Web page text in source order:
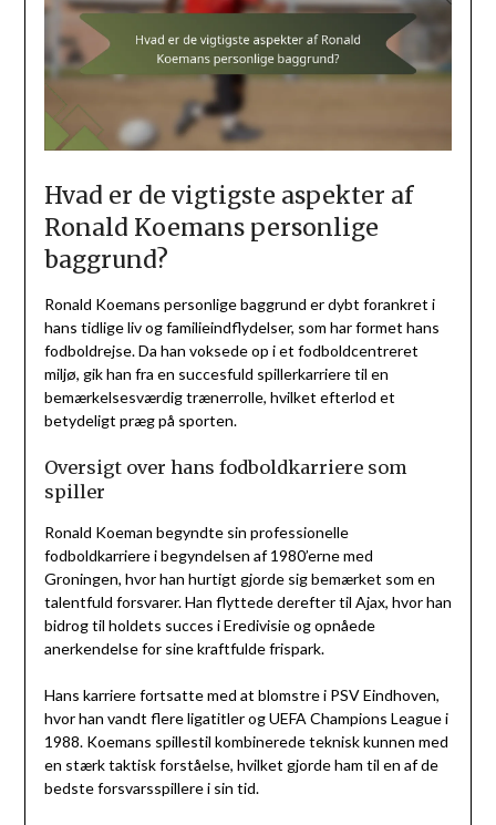
Hvad er de vigtigste aspekter af
Ronald Koemans personlige
baggrund?
Ronald Koemans personlige baggrund er dybt forankret i
hans tidlige liv og familieindflydelser, som har formet hans
fodboldrejse. Da han voksede op i et fodboldcentreret
miljø, gik han fra en succesfuld spillerkarriere til en
bemærkelsesværdig trænerrolle, hvilket efterlod et
betydeligt præg på sporten.
Oversigt over hans fodboldkarriere som
spiller
Ronald Koeman begyndte sin professionelle
fodboldkarriere i begyndelsen af 1980’erne med
Groningen, hvor han hurtigt gjorde sig bemærket som en
talentfuld forsvarer. Han flyttede derefter til Ajax, hvor han
bidrog til holdets succes i Eredivisie og opnåede
anerkendelse for sine kraftfulde frispark.
Hans karriere fortsatte med at blomstre i PSV Eindhoven,
hvor han vandt flere ligatitler og UEFA Champions League i
1988. Koemans spillestil kombinerede teknisk kunnen med
en stærk taktisk forståelse, hvilket gjorde ham til en af de
bedste forsvarsspillere i sin tid.